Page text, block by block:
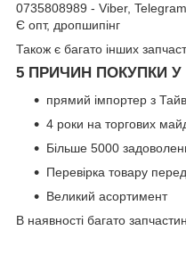
0735808989 - Viber,
Є опт, дропшипінг
Також є багато інших
5 ПРИЧИН ПОКУПКИ У
прямий імпортер з
4 роки на торгових
Більше 5000
Перевірка товару
Великий асортимент
В наявності багато